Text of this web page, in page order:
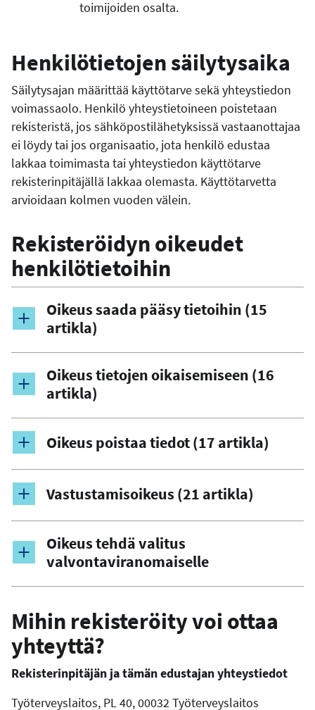
toimijoiden osalta.
Henkilötietojen säilytysaika
Säilytysajan määrittää käyttötarve sekä yhteystiedon
voimassaolo. Henkilö yhteystietoineen poistetaan
rekisteristä, jos sähköpostilähetyksissä vastaanottajaa
ei löydy tai jos organisaatio, jota henkilö edustaa
lakkaa toimimasta tai yhteystiedon käyttötarve
rekisterinpitäjällä lakkaa olemasta. Käyttötarvetta
arvioidaan kolmen vuoden välein.
Rekisteröidyn oikeudet
henkilötietoihin
Oikeus saada pääsy tietoihin (15
artikla)
Oikeus tietojen oikaisemiseen (16
artikla)
Oikeus poistaa tiedot (17 artikla)
Vastustamisoikeus (21 artikla)
Oikeus tehdä valitus
valvontaviranomaiselle
Mihin rekisteröity voi ottaa
yhteyttä?
Rekisterinpitäjän ja tämän edustajan yhteystiedot
Työterveyslaitos, PL 40, 00032 Työterveyslaitos